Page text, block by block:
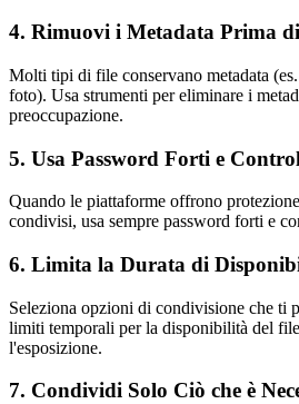
4. Rimuovi i Metadata Prima
Molti tipi di file conservano metadata
foto). Usa strumenti per eliminare i
preoccupazione.
5. Usa Password Forti e
Quando le piattaforme offrono
condivisi, usa sempre password forti e
6. Limita la Durata di
Seleziona opzioni di condivisione che ti
limiti temporali per la disponibilità del
l'esposizione.
7. Condividi Solo Ciò che è